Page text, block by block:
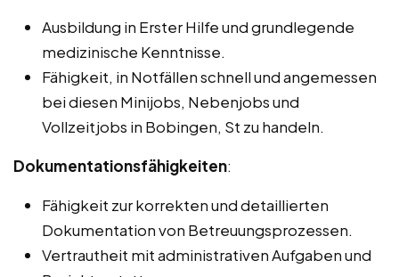
Ausbildung in Erster Hilfe und grundlegende
medizinische Kenntnisse.
Fähigkeit, in Notfällen schnell und angemessen
bei diesen Minijobs, Nebenjobs und
Vollzeitjobs in Bobingen, St zu handeln.
Dokumentationsfähigkeiten:
Fähigkeit zur korrekten und detaillierten
Dokumentation von Betreuungsprozessen.
Vertrautheit mit administrativen Aufgaben und